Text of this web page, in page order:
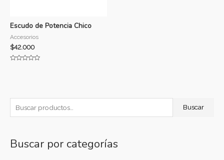
Buscar
Buscar por categorías
Escudo de Potencia Chico
Accesorios
$42.000